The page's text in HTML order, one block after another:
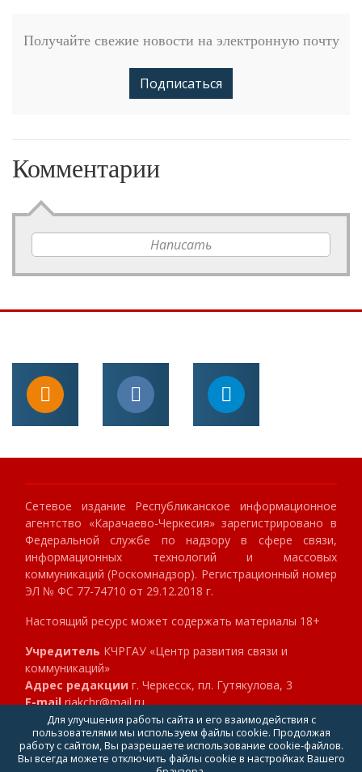
Получайте свежие новости на электронную почту
Подписаться
Комментарии
Написать
Сетевое издание Республиканское информационное
агентство «Карачаево-Черкесия» зарегистрировано в
Федеральной службе по надзору в сфере связи,
информационных технологий и массовых
коммуникаций (Роскомнадзор). Регистрационный номер
ЭЛ № ФС 77-74710 от 29.12.2018 г.
Настоящий ресурс может содержать материалы 18+
Учредитель КЧРГАУ «Центр развития связи и
коммуникаций»
Адрес редакции г. Черкесск, пл. Гутякулова, 3
E-mailriakchr@mail.ru
Телефон8 (8782) 23-89-40
Главный редакторКлокова Мария Алексеевна
Для улучшения работы сайта и его взаимодействия с
пользователями мы используем файлы cookie. Продолжая
работу с сайтом, Вы разрешаете использование cookie-файлов.
Вы всегда можете отключить файлы cookie в настройках Вашего